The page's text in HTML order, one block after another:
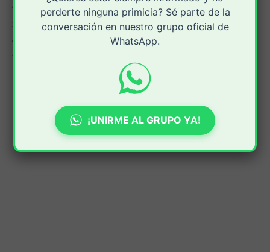
después que se presentara la quema de dos camiones
recolectores cuando movilizaban las basuras a su sitio
de disposición final o relleno sanitario Los Picachos,
ubicado en la zona rural de la capital del Cauca.
perderte ninguna primicia? Sé parte de la
conversación en nuestro grupo oficial de
WhatsApp.
¡UNIRME AL GRUPO YA!